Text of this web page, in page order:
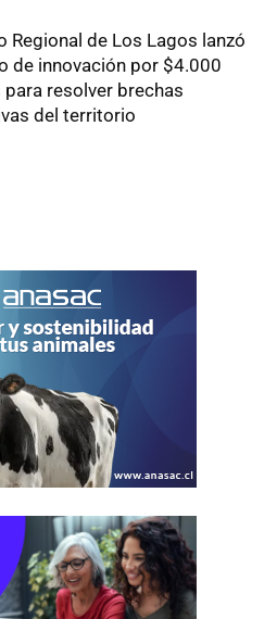
Regional de Los Lagos lanzó
de innovación por $4.000
resolver brechas
del territorio